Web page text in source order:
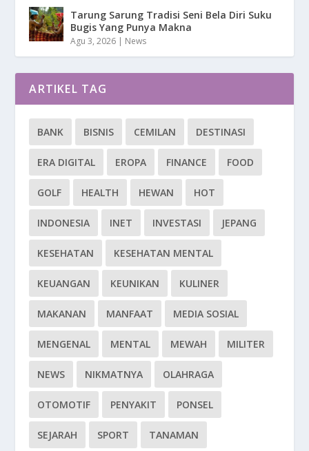
Tarung Sarung Tradisi Seni Bela Diri Suku
Bugis Yang Punya Makna
Agu 3, 2026 | News
ARTIKEL TAG
BANK BISNIS CEMILAN DESTINASI
ERA DIGITAL EROPA FINANCE FOOD
GOLF HEALTH HEWAN HOT
INDONESIA INET INVESTASI JEPANG
KESEHATAN KESEHATAN MENTAL
KEUANGAN KEUNIKAN KULINER
MAKANAN MANFAAT MEDIA SOSIAL
MENGENAL MENTAL MEWAH MILITER
NEWS NIKMATNYA OLAHRAGA
OTOMOTIF PENYAKIT PONSEL
SEJARAH SPORT TANAMAN